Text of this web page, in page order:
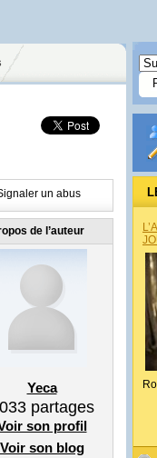
un abus
de l’auteur
Yeca
partages
son profil
Voir son blog